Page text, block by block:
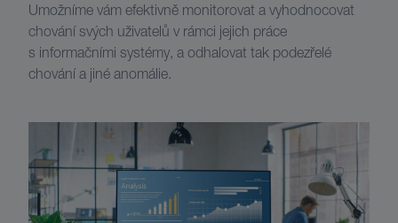
Umožníme vám efektivně monitorovat a vyhodnocovat
chování svých uživatelů v rámci jejich práce
s informačními systémy, a odhalovat tak podezřelé
chování a jiné anomálie.